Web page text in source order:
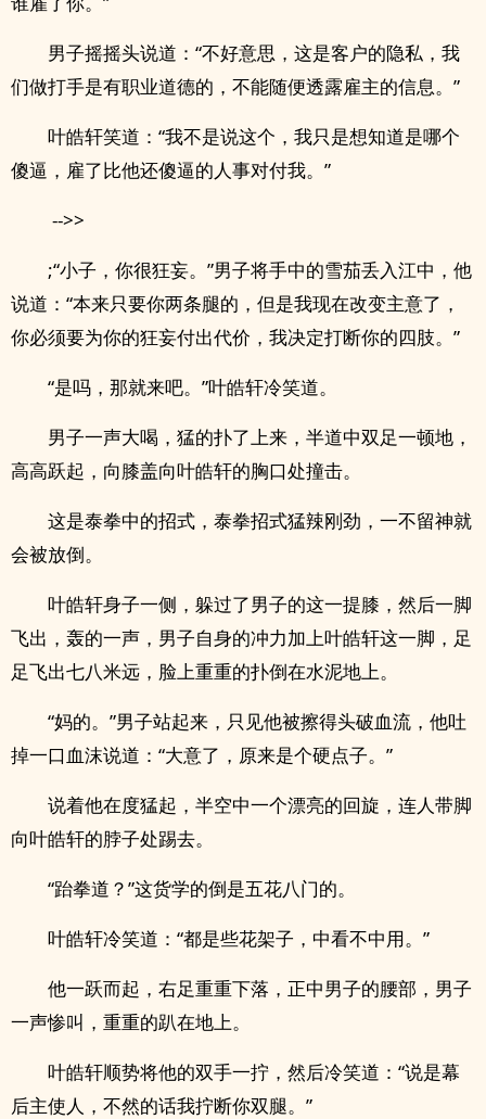
男子摇摇头说道：“不好意思，这是客户的隐私，我
们做打手是有职业道德的，不能随便透露雇主的信息。”
叶皓轩笑道：“我不是说这个，我只是想知道是哪个
傻逼，雇了比他还傻逼的人事对付我。”
-->>
;“小子，你很狂妄。”男子将手中的雪茄丢入江中，他
说道：“本来只要你两条腿的，但是我现在改变主意了，
你必须要为你的狂妄付出代价，我决定打断你的四肢。”
“是吗，那就来吧。”叶皓轩冷笑道。
男子一声大喝，猛的扑了上来，半道中双足一顿地，
高高跃起，向膝盖向叶皓轩的胸口处撞击。
这是泰拳中的招式，泰拳招式猛辣刚劲，一不留神就
会被放倒。
叶皓轩身子一侧，躲过了男子的这一提膝，然后一脚
飞出，轰的一声，男子自身的冲力加上叶皓轩这一脚，足
足飞出七八米远，脸上重重的扑倒在水泥地上。
“妈的。”男子站起来，只见他被擦得头破血流，他吐
掉一口血沫说道：“大意了，原来是个硬点子。”
说着他在度猛起，半空中一个漂亮的回旋，连人带脚
向叶皓轩的脖子处踢去。
“跆拳道？”这货学的倒是五花八门的。
叶皓轩冷笑道：“都是些花架子，中看不中用。”
他一跃而起，右足重重下落，正中男子的腰部，男子
一声惨叫，重重的趴在地上。
叶皓轩顺势将他的双手一拧，然后冷笑道：“说是幕
后主使人，不然的话我拧断你双腿。”